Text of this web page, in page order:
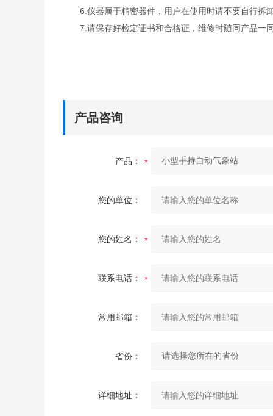
6.仪器属于精密器件，用户在使用时请不要自行拆
7.请保存好检定证书和合格证，维修时随同产品一
产品咨询
产品：
您的单位：
您的姓名：
联系电话：
常用邮箱：
省份：
详细地址：